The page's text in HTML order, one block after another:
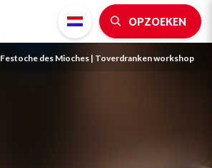
OPZOEKEN
Festoche des Mioches | Toverdranken workshop